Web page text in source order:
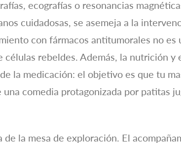
ecografías o resonancias
cuidadosas, se asemeja a la
con fármacos antitumorales no es
células rebeldes. Además, la nutrición y
la medicación: el objetivo es que tu
comedia protagonizada por patitas
la mesa de exploración. El